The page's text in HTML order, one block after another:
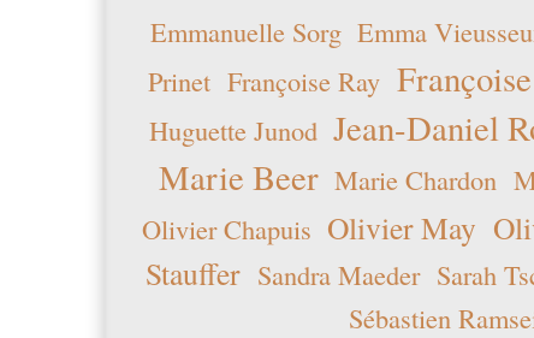
Emmanuelle Sorg Emma
Prinet Françoise Ray
Huguette Junod Jean-Daniel
Marie Beer Marie Chardon
Olivier Chapuis Olivier May
Stauffer Sandra Maeder Sarah
Sébastien